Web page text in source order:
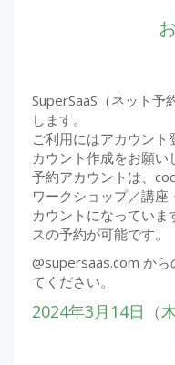
SuperSaaS（ネット予
します。
ご利用にはアカウン
カウント作成をお願い
予約アカウントは、
ワークショップ／講
カウントになってい
スの予約が可能です。
@supersaas.com か
てください。
2024年3月14日（